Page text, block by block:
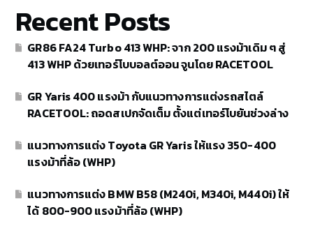
Recent Posts
GR86 FA24 Turbo 413 WHP: จาก 200 แรงม้าเดิม ๆ สู่
413 WHP ด้วยเทอร์โบบอลต์ออน จูนโดย RACETOOL
GR Yaris 400 แรงม้า กับแนวทางการแต่งรถสไตล์
RACETOOL: ถอดสเปกจัดเต็ม ตั้งแต่เทอร์โบยันช่วงล่าง
แนวทางการแต่ง Toyota GR Yaris ให้แรง 350-400
แรงม้าที่ล้อ (WHP)
แนวทางการแต่ง BMW B58 (M240i, M340i, M440i) ให้
ได้ 800-900 แรงม้าที่ล้อ (WHP)